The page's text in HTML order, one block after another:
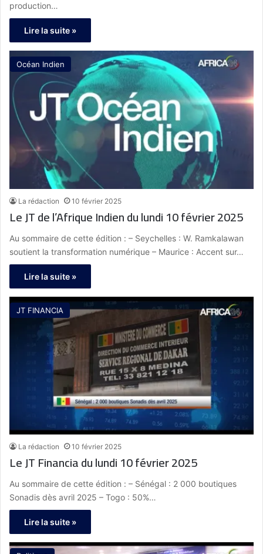
production…
Lire la suite »
Océan Indien
La rédaction 10 février 2025
Le JT de l’Afrique Indien du lundi 10 février 2025
Au sommaire de cette édition : – Seychelles : W. Ramkalawan
soutient la transformation numérique – Maurice : Accent sur…
Lire la suite »
JT FINANCIA
La rédaction 10 février 2025
Le JT Financia du lundi 10 février 2025
Au sommaire de cette édition : – Sénégal : 2 000 boutiques
Sonadis dès avril 2025 – Togo : 50%…
Lire la suite »